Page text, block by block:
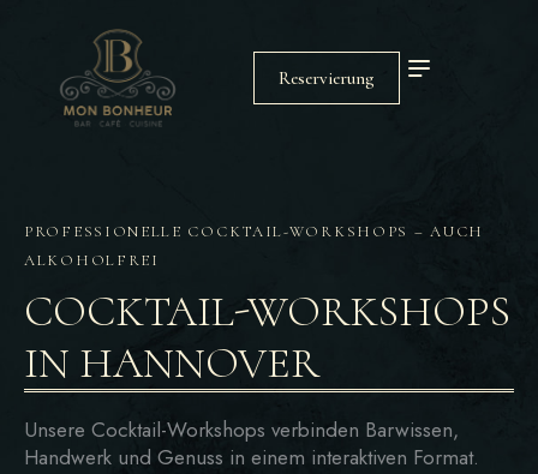
Reservierung
PROFESSIONELLE COCKTAIL-WORKSHOPS – AUCH
ALKOHOLFREI
COCKTAIL-WORKSHOPS
IN HANNOVER
Unsere Cocktail-Workshops verbinden Barwissen,
Handwerk und Genuss in einem interaktiven Format.